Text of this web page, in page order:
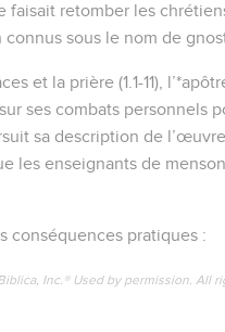
retomber les
sous le nom de
et la prière (1.1-11),
ses combats personnels
sa description de
les enseignants de
conséquences pratiques :
Inc.® Used by permission. All